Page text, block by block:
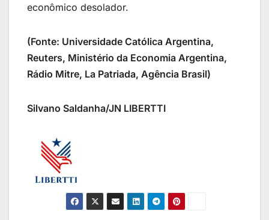
econômico desolador.
(Fonte: Universidade Católica Argentina,
Reuters, Ministério da Economia Argentina,
Rádio Mitre, La Patriada, Agência Brasil)
Silvano Saldanha/JN LIBERTTI